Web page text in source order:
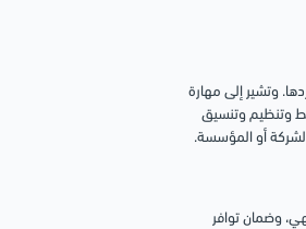
وتشير إلى مهارة
وتنظيم وتنسيق
أو المؤسسة.
وضمان توافر